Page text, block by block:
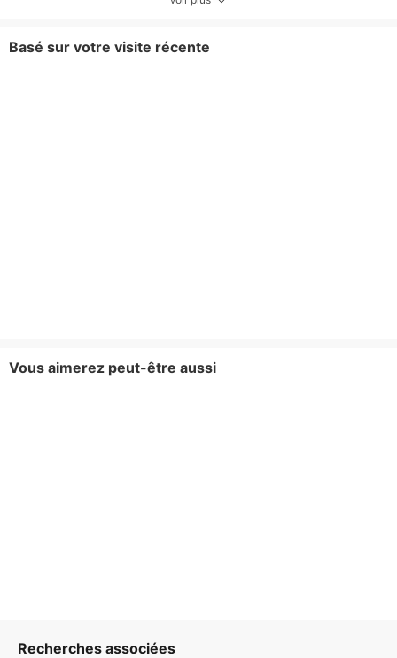
Basé sur votre visite récente
Vous aimerez peut-être aussi
Recherches associées